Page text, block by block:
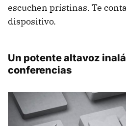
escuchen prístinas. Te
dispositivo.
Un potente altavoz
conferencias